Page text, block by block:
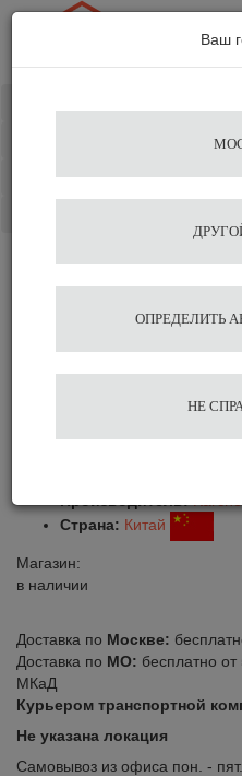
Сравнение
Насадка к
Easywring
Страна: Китай
Магазин:
в наличии
Доставка по Москве:
Доставка по МО: бесплатно
МКаД
Курьером транспортной
Не указана локация
Самовывоз из офиса пон. -
Ваш
ОПРЕДЕЛИТЬ
НЕ